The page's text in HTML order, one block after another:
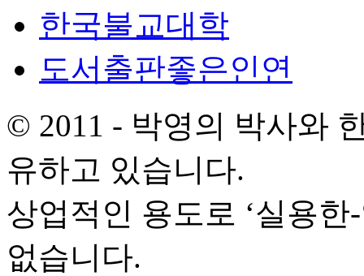
한국불교대학
도서출판좋은인연
© 2011 - 박영의 박사와
유하고 있습니다.
상업적인 용도로 ‘실용
없습니다.